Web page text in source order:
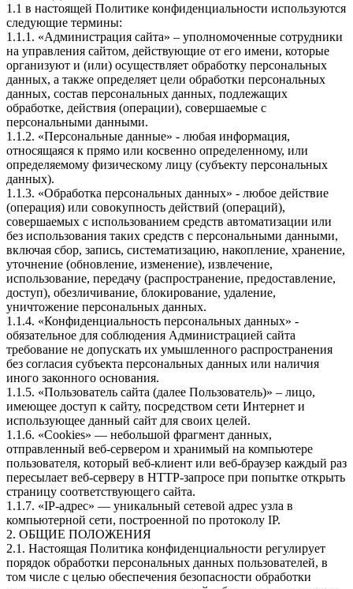
1.1 в настоящей Политике конфиденциальности используются
следующие термины:
1.1.1. «Администрация сайта» – уполномоченные сотрудники
на управления сайтом, действующие от его имени, которые
организуют и (или) осуществляет обработку персональных
данных, а также определяет цели обработки персональных
данных, состав персональных данных, подлежащих
обработке, действия (операции), совершаемые с
персональными данными.
1.1.2. «Персональные данные» - любая информация,
относящаяся к прямо или косвенно определенному, или
определяемому физическому лицу (субъекту персональных
данных).
1.1.3. «Обработка персональных данных» - любое действие
(операция) или совокупность действий (операций),
совершаемых с использованием средств автоматизации или
без использования таких средств с персональными данными,
включая сбор, запись, систематизацию, накопление, хранение,
уточнение (обновление, изменение), извлечение,
использование, передачу (распространение, предоставление,
доступ), обезличивание, блокирование, удаление,
уничтожение персональных данных.
1.1.4. «Конфиденциальность персональных данных» -
обязательное для соблюдения Администрацией сайта
требование не допускать их умышленного распространения
без согласия субъекта персональных данных или наличия
иного законного основания.
1.1.5. «Пользователь сайта (далее Пользователь)» – лицо,
имеющее доступ к сайту, посредством сети Интернет и
использующее данный сайт для своих целей.
1.1.6. «Cookies» — небольшой фрагмент данных,
отправленный веб-сервером и хранимый на компьютере
пользователя, который веб-клиент или веб-браузер каждый раз
пересылает веб-серверу в HTTP-запросе при попытке открыть
страницу соответствующего сайта.
1.1.7. «IP-адрес» — уникальный сетевой адрес узла в
компьютерной сети, построенной по протоколу IP.
2. ОБЩИЕ ПОЛОЖЕНИЯ
2.1. Настоящая Политика конфиденциальности регулирует
порядок обработки персональных данных пользователей, в
том числе с целью обеспечения безопасности обработки